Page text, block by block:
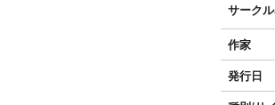
サーク
作家
発行日